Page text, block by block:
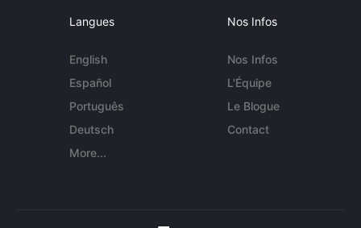
Langues
English
Español
Português
Deutsch
More...
Nos Infos
Nos Infos
L'Équipe
Le Blogue
Contact